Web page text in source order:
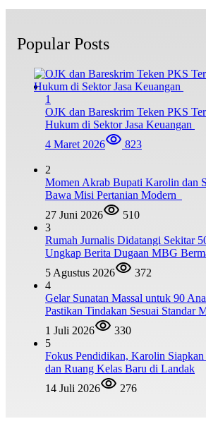
Popular Posts
1
OJK dan Bareskrim Teken PKS
Hukum di Sektor Jasa Keuangan
4 Maret 2026
823
2
Momen Akrab Bupati Karolin dan
Bawa Misi Pertanian Modern
27 Juni 2026
510
3
Rumah Jurnalis Didatangi Sekitar
Ungkap Berita Dugaan MBG
5 Agustus 2026
372
4
Gelar Sunatan Massal untuk 90
Pastikan Tindakan Sesuai Standar
1 Juli 2026
330
5
Fokus Pendidikan, Karolin Siapkan
dan Ruang Kelas Baru di Landak
14 Juli 2026
276